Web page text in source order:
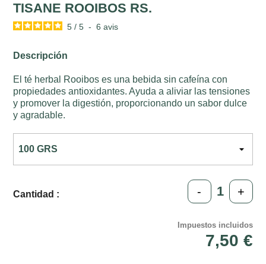
TISANE ROOIBOS RS.
5 / 5 - 6avis
Descripción
El té herbal Rooibos es una bebida sin cafeína con
propiedades antioxidantes. Ayuda a aliviar las tensiones
y promover la digestión, proporcionando un sabor dulce
y agradable.
Cantidad : - +
Impuestos incluidos
7,50 €